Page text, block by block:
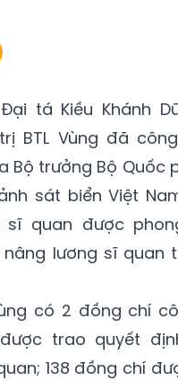
tá Kiều Khánh
BTL Vùng đã
Bộ trưởng Bộ Quốc
sát biển Việt
sĩ quan được
lương sĩ quan
có 2 đồng chí
trao quyết
138 đồng chí